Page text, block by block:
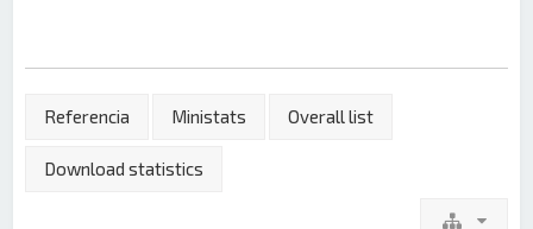
Referencia Ministats Overall list
Download statistics